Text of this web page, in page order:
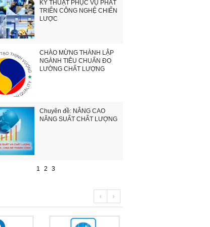
KỸ THUẬT PHỤC VỤ PHÁT
TRIỂN CÔNG NGHỆ CHIẾN
LƯỢC
CHÀO MỪNG THÀNH LẬP
NGÀNH TIÊU CHUẨN ĐO
LƯỜNG CHẤT LƯỢNG
Chuyên đề: NÂNG CAO
NĂNG SUẤT CHẤT LƯỢNG
1 2 3